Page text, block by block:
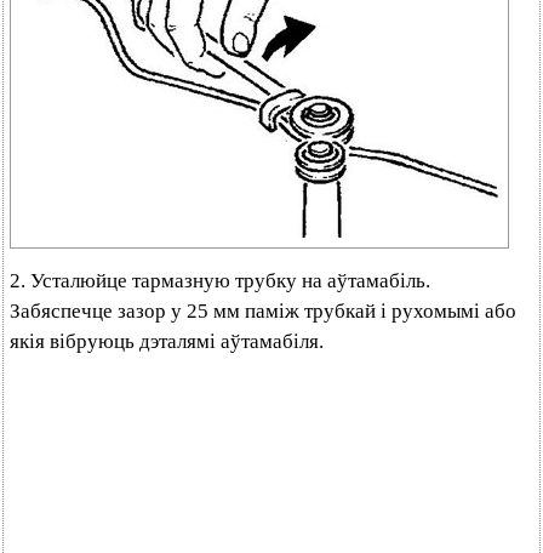
2. Усталюйце тармазную трубку на аўтамабіль.
Забяспечце зазор у 25 мм паміж трубкай і рухомымі або
якія вібруюць дэталямі аўтамабіля.